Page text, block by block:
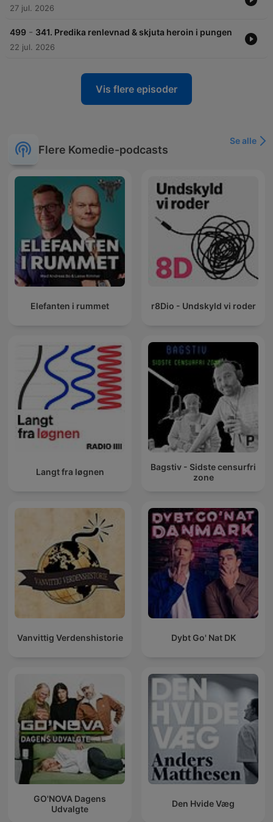
27 jul. 2026
499 - 341. Predika renlevnad & skjuta heroin i pungen
22 jul. 2026
Vis flere episoder
Flere Komedie-podcasts
Se alle
Elefanten i rummet r8Dio - Undskyld vi roder
Langt fra løgnen
Bagstiv - Sidste censurfri
zone
Vanvittig Verdenshistorie Dybt Go' Nat DK
GO'NOVA Dagens
Udvalgte
Den Hvide Væg